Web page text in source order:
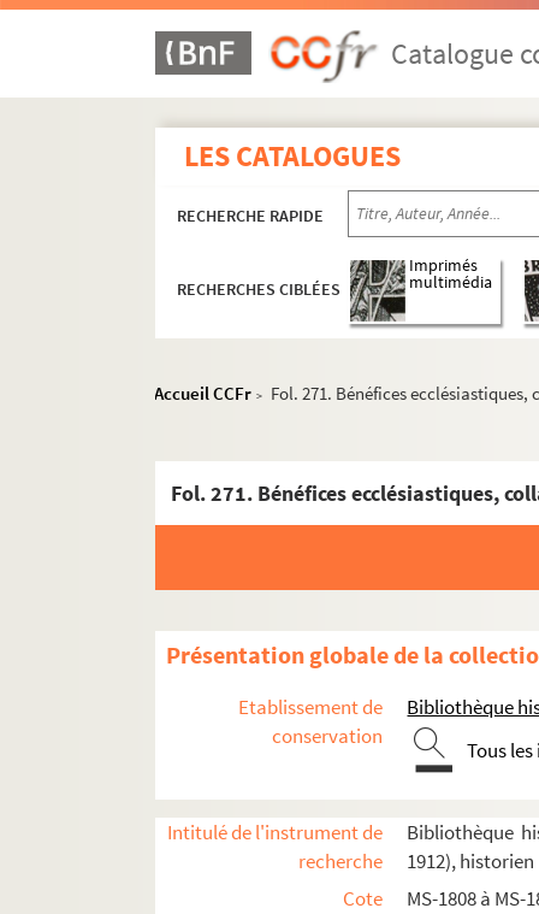
Catalogue
LES CATALOGUES
RECHERCHE RAPIDE
RECHERCHES CIBLÉES
Imprimés
multimédia
Accueil CCFr > Fol. 271. Bénéfices
Fol. 271. Bénéfices ecclésiastiques,
Présentation globale de la
Etablissement de
conservation
Bibliothèque
Tous
Intitulé de l'instrument de
recherche
Bibliothèque
1912), historien
Cote
MS-1808 à MS-
Bibliographie préparée pour "Paris
Le Faubourg Saint-Honoré, les Champs-
4-MS-1813(1). Liasse n° 1
Fol. 1. L'Université : fiches de